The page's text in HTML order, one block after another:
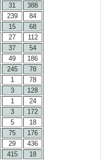
31
388
239
84
15
68
27
112
37
54
49
186
245
78
1
78
3
128
1
24
3
172
5
18
75
176
29
436
415
18